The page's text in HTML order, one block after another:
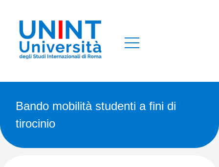
Bando mobilità studenti a fini di
tirocinio